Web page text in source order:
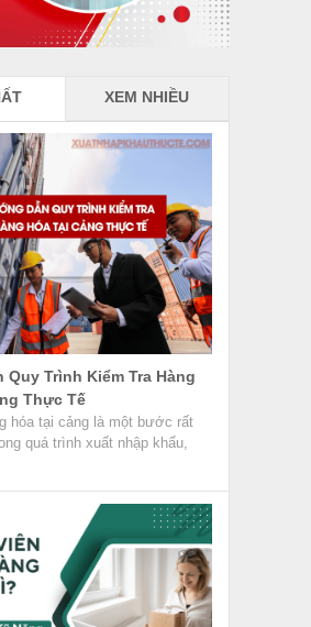
XEM NHIỀU
Quy Trình Kiểm Tra Hàng
Thực Tế
hóa tại cảng là một bước rất
quá trình xuất nhập khẩu,